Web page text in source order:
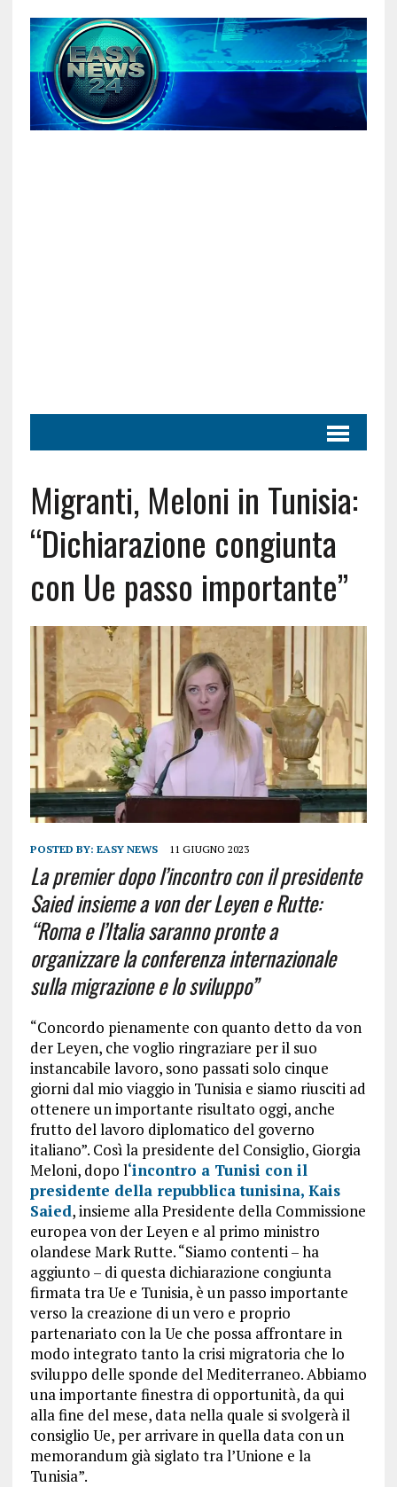
Migranti, Meloni in Tunisia:
“Dichiarazione congiunta
con Ue passo importante”
POSTED BY: EASY NEWS 11 GIUGNO 2023
La premier dopo l’incontro con il presidente
Saied insieme a von der Leyen e Rutte:
“Roma e l’Italia saranno pronte a
organizzare la conferenza internazionale
sulla migrazione e lo sviluppo”
“Concordo pienamente con quanto detto da von
der Leyen, che voglio ringraziare per il suo
instancabile lavoro, sono passati solo cinque
giorni dal mio viaggio in Tunisia e siamo riusciti ad
ottenere un importante risultato oggi, anche
frutto del lavoro diplomatico del governo
italiano”. Cosìla presidente del Consiglio, Giorgia
Meloni, dopo l‘incontro a Tunisi con il
presidente della repubblica tunisina, Kais
Saied, insieme alla Presidente della Commissione
europea von der Leyen e al primo ministro
olandese Mark Rutte. “Siamo contenti – ha
aggiunto – di questa dichiarazione congiunta
firmata tra Ue e Tunisia, è un passo importante
verso la creazione di un vero e proprio
partenariato con la Ue che possa affrontare in
modo integrato tanto la crisi migratoria che lo
sviluppo delle sponde del Mediterraneo. Abbiamo
una importante finestra di opportunità, da qui
alla fine del mese, data nella quale si svolgerà il
consiglio Ue, per arrivare in quella data con un
memorandum già siglato tra l’Unione e la
Tunisia”.